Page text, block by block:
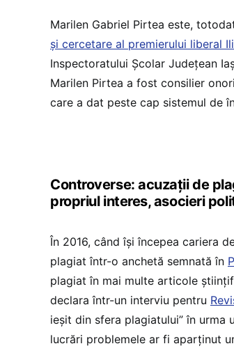
Marilen Gabriel Pirtea este,
și cercetare al premierului liberal
Inspectoratului Școlar Județean
Marilen Pirtea a fost consilier
care a dat peste cap sistemul de
Controverse: acuzații de
propriul interes, asocieri
În 2016, când își începea cariera
plagiat într-o anchetă semnată în
plagiat în mai multe articole
declara într-un interviu pentru
ieșit din sfera plagiatului” în urma
lucrări problemele ar fi aparținut